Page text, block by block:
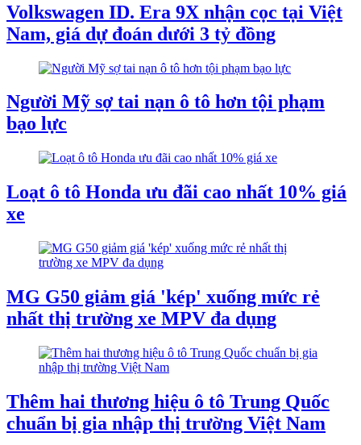
Volkswagen ID. Era 9X nhận cọc tại Việt
Nam, giá dự đoán dưới 3 tỷ đồng
Người Mỹ sợ tai nạn ô tô hơn tội phạm
bạo lực
Loạt ô tô Honda ưu đãi cao nhất 10% giá
xe
MG G50 giảm giá 'kép' xuống mức rẻ
nhất thị trường xe MPV đa dụng
Thêm hai thương hiệu ô tô Trung Quốc
chuẩn bị gia nhập thị trường Việt Nam